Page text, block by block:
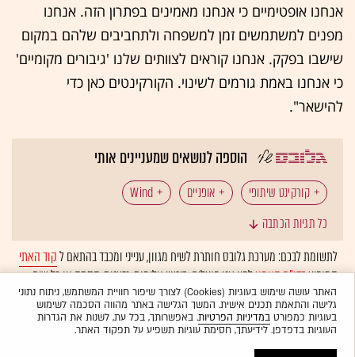
אנחנו אופטימיים כי אנחנו מאמינים בפתרון הזה. אנחנו
מפנים למשתמשים זמן למשפחה ולתחביבים שלהם במקום
שישבו בפקק. אנחנו קוראים לצוותים שלנו 'גיבורים מקומיים'
כי אנחנו באמת גורמים לשינוי. הקורקינטים כאן כדי
להישאר".
הוספה לנושאים שמעניינים אותי
קורקינט שיתופי אופניים Wind
כל תגיות הכתבה
לתשומת לבכם: מערכת גלובס חותרת לשיח מגוון, ענייני ומכבד בהתאם לקוד האתי
המופיעבדו"ח האמוןלפיו אנו פועלים. ביטויי אלימות, גזענות, הסתה או כל שיח
בלתי הולם אחר מסוננים בצורהאוטומטיתולא יפורסמו באתר.
האתר עושה שימוש בעוגיות (Cookies) לצורך שיפור חוויית המשתמש, ניתוח נתוני
גלישה והתאמת תכנים אישית. המשך הגלישה באתר מהווה הסכמה לשימוש
בעוגיות כמפורטבמדיניות הפרטיות. באפשרותך, בכל עת, לשנות את הגדרות
העוגיות בדפדפן. לידיעתך, חסימת עוגיות תשפיע על תפקוד האתר.